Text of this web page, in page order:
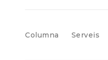
Columna Serveis